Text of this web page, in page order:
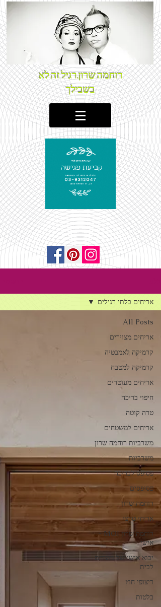
רוחמה שרון.רגיל זה לא
בשבילך
All Posts
אריחים מצוירים
קרמיקה לאמבטיה
קרמיקה למטבח
אריחים מעוטרים
חיפוי בריכה
טרה קוטה
אריחים למשטחים
משרביות רוחמה שרון
משרביות
פסיפס לבריכה
פסיפסים
רוחמה שרון
אריחי טרצו
רוחמה שרון MOI -
אישי
יבוא אישי של מוצרים
לבית
ריצופי חוץ
בלטות
אריחים בלתי רגילים